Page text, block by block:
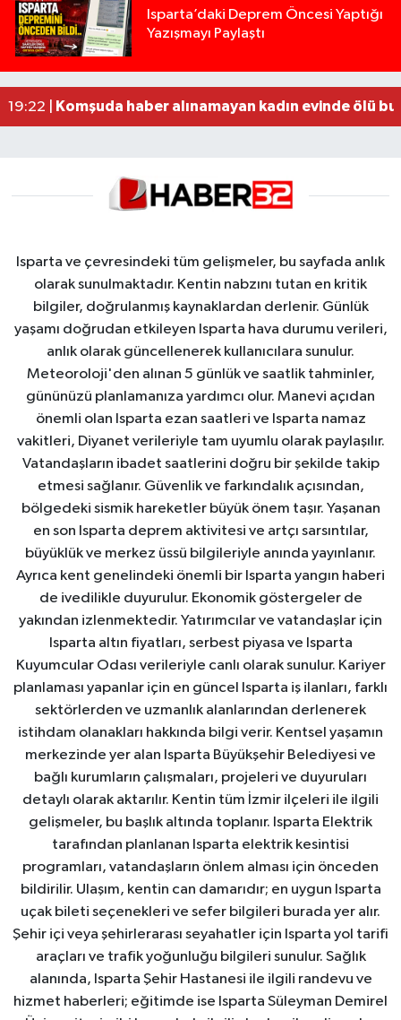
Isparta’daki Deprem Öncesi Yaptığı
Yazışmayı Paylaştı
13:00 |Yığılca'da kardeşler arasındaki silahlı kavgada
12:48 |Tur teknesi çalışanlarının birbirine girdiği kavga
02:26 |MOTOSİKLETLE ÇARPIŞAN OTOMOBİL GÜL
19:22 |
Komşuda haber alınamayan kadın evinde ölü
Isparta ve çevresindeki tüm gelişmeler, bu sayfada anlık
olarak sunulmaktadır. Kentin nabzını tutan en kritik
bilgiler, doğrulanmış kaynaklardan derlenir. Günlük
yaşamı doğrudan etkileyen Isparta hava durumu verileri,
anlık olarak güncellenerek kullanıcılara sunulur.
Meteoroloji'den alınan 5 günlük ve saatlik tahminler,
gününüzü planlamanıza yardımcı olur. Manevi açıdan
önemli olan Isparta ezan saatleri ve Isparta namaz
vakitleri, Diyanet verileriyle tam uyumlu olarak paylaşılır.
Vatandaşların ibadet saatlerini doğru bir şekilde takip
etmesi sağlanır. Güvenlik ve farkındalık açısından,
bölgedeki sismik hareketler büyük önem taşır. Yaşanan
en son Isparta deprem aktivitesi ve artçı sarsıntılar,
büyüklük ve merkez üssü bilgileriyle anında yayınlanır.
Ayrıca kent genelindeki önemli bir Isparta yangın haberi
de ivedilikle duyurulur. Ekonomik göstergeler de
yakından izlenmektedir. Yatırımcılar ve vatandaşlar için
Isparta altın fiyatları, serbest piyasa ve Isparta
Kuyumcular Odası verileriyle canlı olarak sunulur. Kariyer
planlaması yapanlar için en güncel Isparta iş ilanları, farklı
sektörlerden ve uzmanlık alanlarından derlenerek
istihdam olanakları hakkında bilgi verir. Kentsel yaşamın
merkezinde yer alan Isparta Büyükşehir Belediyesi ve
bağlı kurumların çalışmaları, projeleri ve duyuruları
detaylı olarak aktarılır. Kentin tüm İzmir ilçeleri ile ilgili
gelişmeler, bu başlık altında toplanır. Isparta Elektrik
tarafından planlanan Isparta elektrik kesintisi
programları, vatandaşların önlem alması için önceden
bildirilir. Ulaşım, kentin can damarıdır; en uygun Isparta
uçak bileti seçenekleri ve sefer bilgileri burada yer alır.
Şehir içi veya şehirlerarası seyahatler için Isparta yol tarifi
araçları ve trafik yoğunluğu bilgileri sunulur. Sağlık
alanında, Isparta Şehir Hastanesi ile ilgili randevu ve
hizmet haberleri; eğitimde ise Isparta Süleyman Demirel